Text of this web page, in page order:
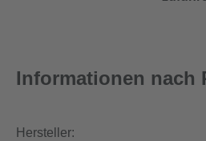
Informationen nach
Hersteller: